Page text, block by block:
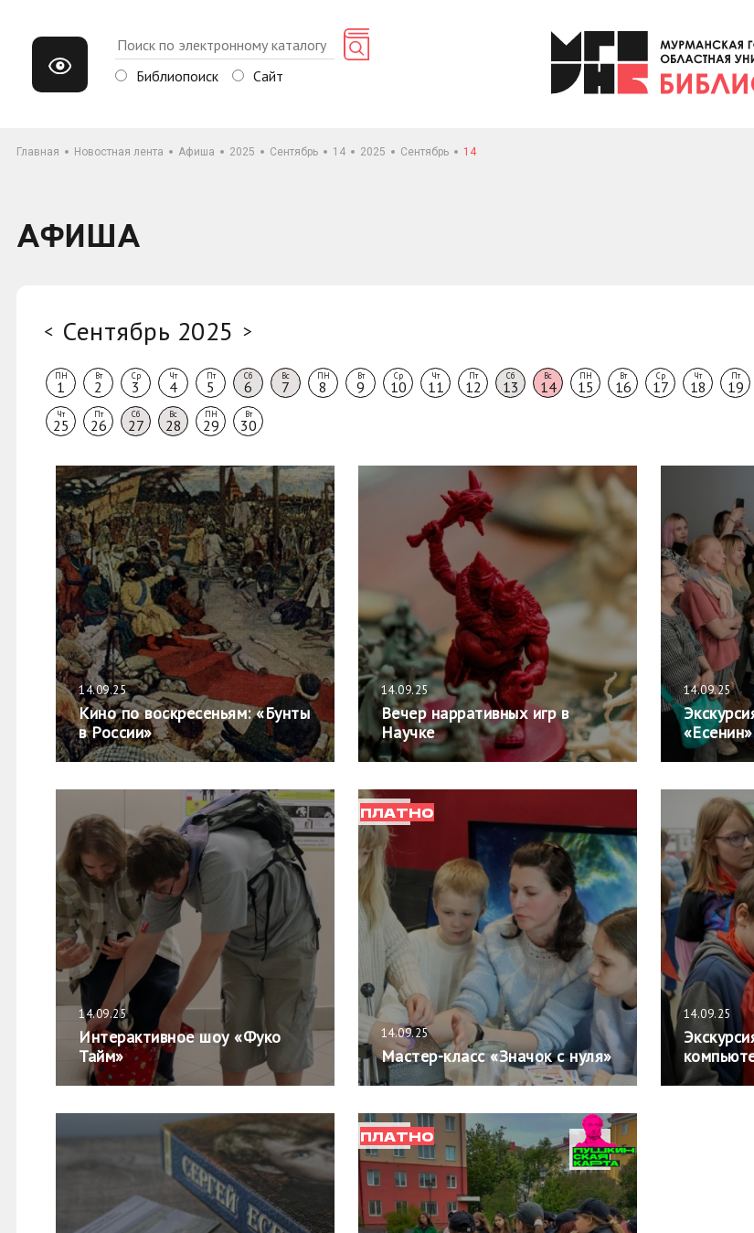
Библиопоиск Сайт
Главная Новостная лента Афиша 2025 Сентябрь 14 2025 Сентябрь 14
АФИША
< Сентябрь 2025 >
ПН
1
Вт
2
Ср
3
Чт
4
Пт
5
Сб
6
Вс
7
ПН
8
Вт
9
Ср
10
Чт
11
Пт
12
Сб
13
Вс
14
ПН
15
Вт
16
Ср
17
Чт
18
Пт
19
Чт
25
Пт
26
Сб
27
Вс
28
ПН
29
Вт
30
14.09.25
Кино по воскресеньям: «Бунты
в России»
14.09.25
Вечер нарративных игр в
Научке
14.09.25
«Есенин»
14.09.25
Интерактивное шоу «Фуко
Тайм»
ПЛАТНО
14.09.25
Мастер-класс «Значок с нуля»
14.09.25
ПЛАТНО